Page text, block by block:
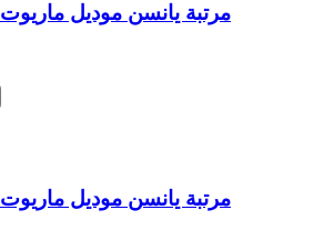
مرتبة يانسن موديل ماريوت 170*200*17 سم
مرتبة يانسن موديل ماريوت 170*195*17 سم